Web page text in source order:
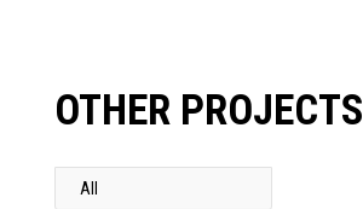
OTHER PROJECTS
All